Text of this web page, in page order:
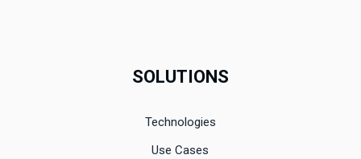
SOLUTIONS
Technologies
Use Cases